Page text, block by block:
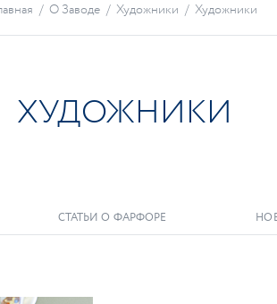
/ О Заводе / Художники / Художники
ХУДОЖНИКИ
СТАТЬИ О ФАРФОРЕ